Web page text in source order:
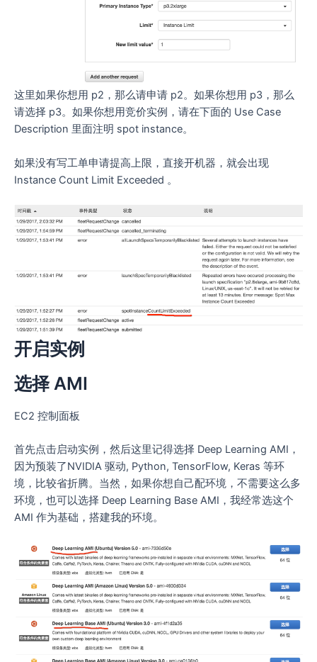
这里如果你想用 p2，那么请申请 p2。如果你想用 p3，那么
请选择 p3。如果你想用竞价实例，请在下面的 Use Case
Description 里面注明 spot instance。
如果没有写工单申请提高上限，直接开机器，就会出现
Instance Count Limit Exceeded 。
开启实例
选择 AMI
EC2 控制面板
首先点击启动实例，然后这里记得选择 Deep Learning AMI，
因为预装了NVIDIA 驱动, Python, TensorFlow, Keras 等环
境，比较省折腾。当然，如果你想自己配环境，不需要这么多
环境，也可以选择 Deep Learning Base AMI，我经常选这个
AMI 作为基础，搭建我的环境。